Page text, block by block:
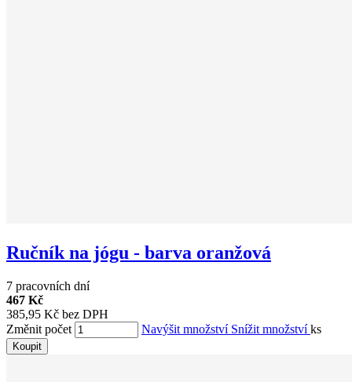
Ručník na jógu - barva oranžová
7 pracovních dní
467 Kč
385,95 Kč bez DPH
Změnit počet
Navýšit množství Snížit množstvíks
Koupit